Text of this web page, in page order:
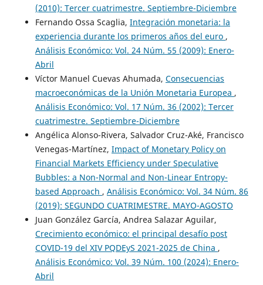
(2010): Tercer cuatrimestre. Septiembre-Diciembre
Fernando Ossa Scaglia, Integración monetaria: la
experiencia durante los primeros años del euro ,
Análisis Económico: Vol. 24 Núm. 55 (2009): Enero-
Abril
Víctor Manuel Cuevas Ahumada, Consecuencias
macroeconómicas de la Unión Monetaria Europea ,
Análisis Económico: Vol. 17 Núm. 36 (2002): Tercer
cuatrimestre. Septiembre-Diciembre
Angélica Alonso-Rivera, Salvador Cruz-Aké, Francisco
Venegas-Martínez, Impact of Monetary Policy on
Financial Markets Efficiency under Speculative
Bubbles: a Non-Normal and Non-Linear Entropy-
based Approach , Análisis Económico: Vol. 34 Núm. 86
(2019): SEGUNDO CUATRIMESTRE. MAYO-AGOSTO
Juan González García, Andrea Salazar Aguilar,
Crecimiento económico: el principal desafío post
COVID-19 del XIV PQDEyS 2021-2025 de China ,
Análisis Económico: Vol. 39 Núm. 100 (2024): Enero-
Abril